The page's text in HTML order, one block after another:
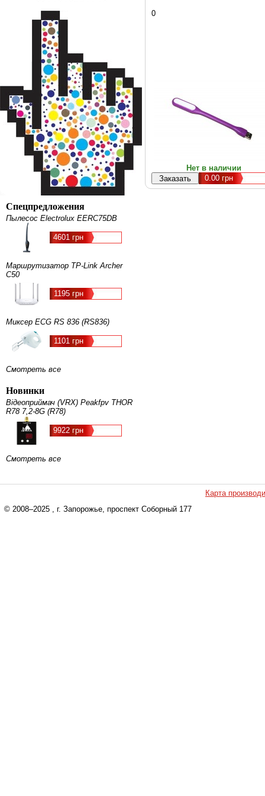
Спецпредложения
Пылесос Electrolux EERC75DB
4601 грн
Маршрутизатор TP-Link Archer
C50
1195 грн
Миксер ECG RS 836 (RS836)
1101 грн
Смотреть все
Новинки
Відеоприймач (VRX) Peakfpv THOR
R78 7,2-8G (R78)
9922 грн
Смотреть все
0
Нет в наличии
0.00грн
Карта
© 2008–2025 , г. Запорожье, проспект Соборный 177